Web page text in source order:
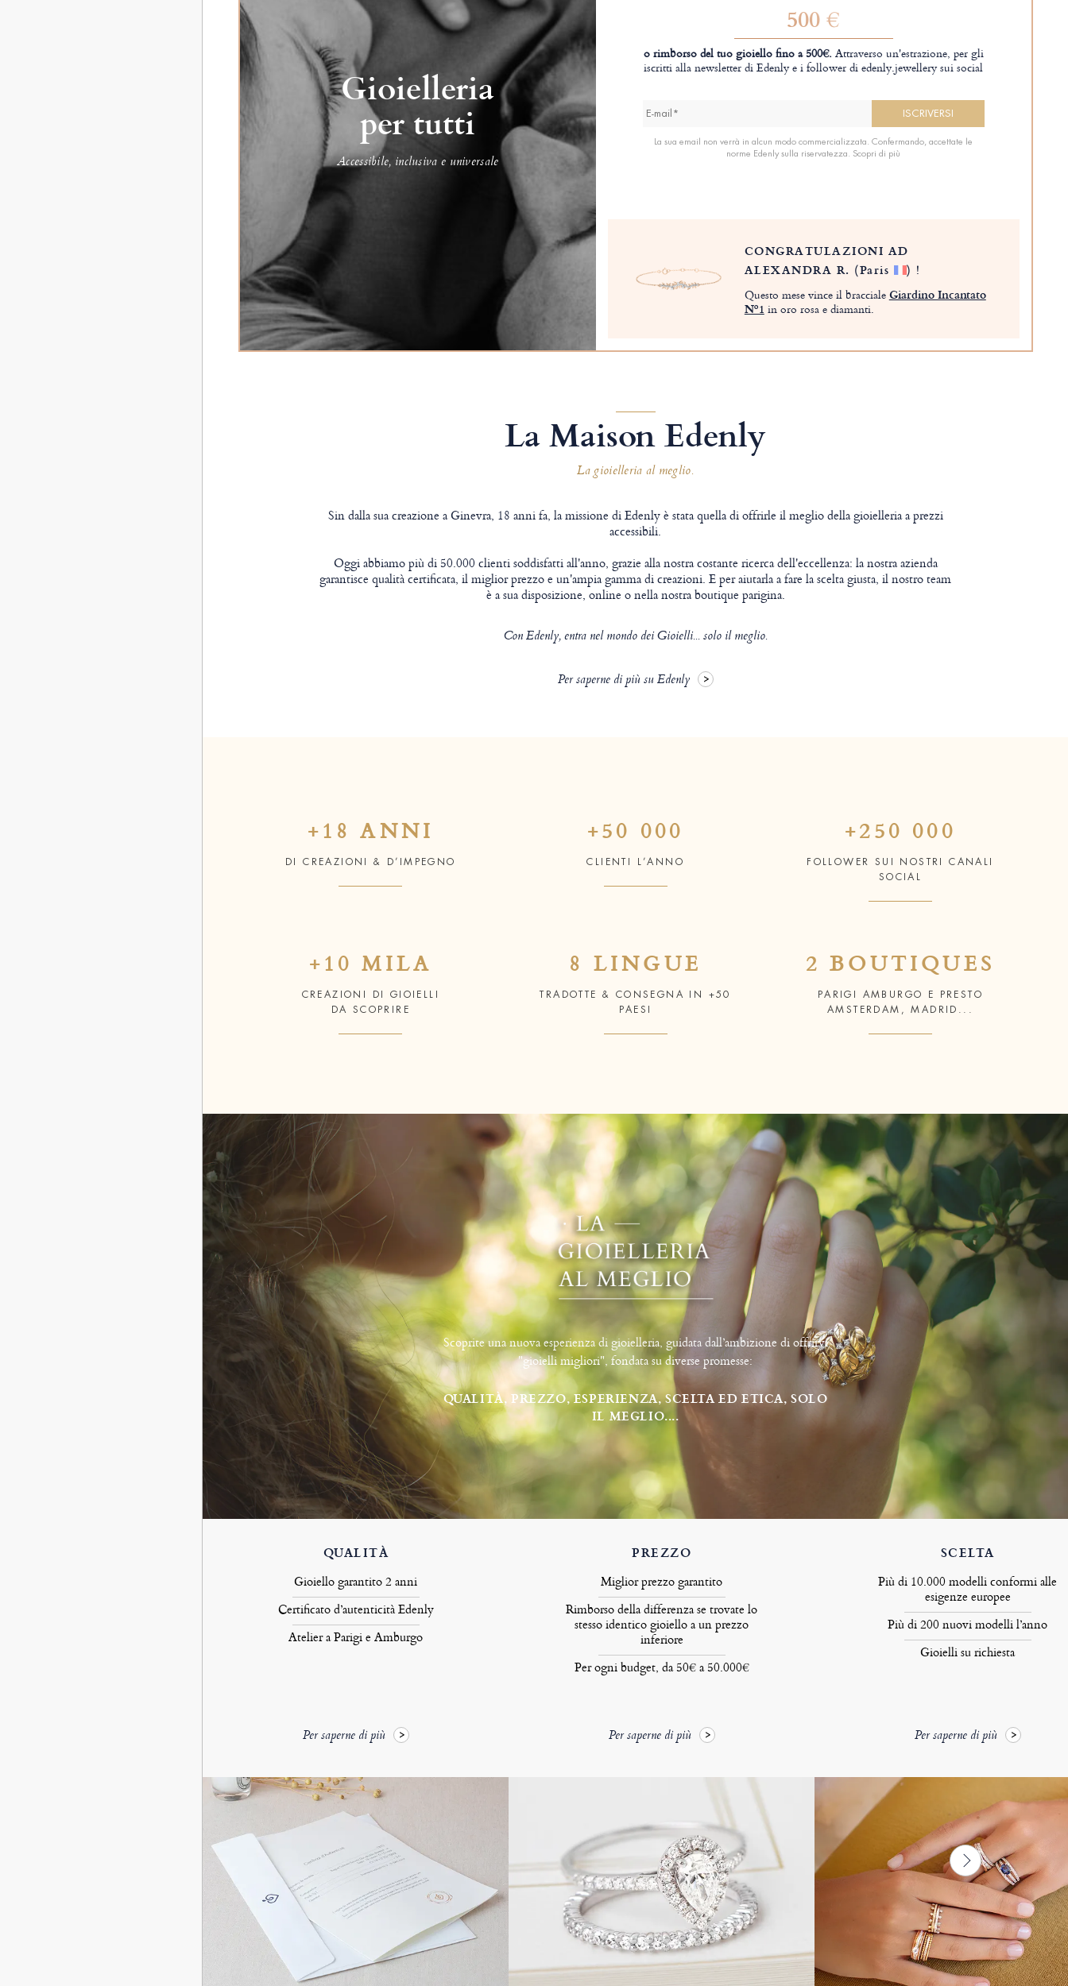
Gioielleria
per tutti
Accessibile, inclusiva e universale
500 €
o rimborso del tuo gioiello fino a 500€.Attraverso un'estrazione, per gli
iscritti alla newsletter di Edenly e i follower di edenly.jewellery sui social
La sua email non verrà in alcun modo commercializzata. Confermando, accettate le
norme Edenly sulla riservatezza. Scopri di più
CONGRATULAZIONI AD
ALEXANDRA R. (Paris ) !
Questo mese vince il braccialeGiardino Incantato
Nº1 in oro rosa e diamanti.
La Maison Edenly
La gioielleria al meglio.
Sin dalla sua creazione a Ginevra, 18 anni fa, la missione di Edenly è stata quella di offrirle il meglio della gioielleria a prezzi
accessibili.
Oggi abbiamo più di 50.000 clienti soddisfatti all'anno, grazie alla nostra costante ricerca dell'eccellenza: la nostra azienda
garantisce qualità certificata, il miglior prezzo e un'ampia gamma di creazioni. E per aiutarla a fare la scelta giusta, il nostro team
è a sua disposizione, online o nella nostra boutique parigina.
Con Edenly, entra nel mondo dei Gioielli... solo il meglio.
Per saperne di più su Edenly
+18 ANNI
DI CREAZIONI & D’IMPEGNO
+50 000
CLIENTI L’ANNO
+250 000
FOLLOWER SUI NOSTRI CANALI
SOCIAL
+10 MILA
CREAZIONI DI GIOIELLI
DA SCOPRIRE
8 LINGUE
TRADOTTE & CONSEGNA IN +50
PAESI
2 BOUTIQUES
PARIGI AMBURGO E PRESTO
AMSTERDAM, MADRID...
Scoprite una nuova esperienza di gioielleria, guidata dall’ambizione di offrirvi
"gioielli migliori", fondata su diverse promesse:
QUALITÀ, PREZZO, ESPERIENZA, SCELTA ED ETICA, SOLO
IL MEGLIO....
QUALITÀ
Gioiello garantito 2 anni
Certificato d’autenticità Edenly
Atelier a Parigi e Amburgo
Per saperne di più
PREZZO
Miglior prezzo garantito
Rimborso della differenza se trovate lo
stesso identico gioiello a un prezzo
inferiore
Per ogni budget, da 50€ a 50.000€
Per saperne di più
SCELTA
Più di 10.000 modelli conformi alle
esigenze europee
Più di 200 nuovi modelli l’anno
Gioielli su richiesta
Per saperne di più